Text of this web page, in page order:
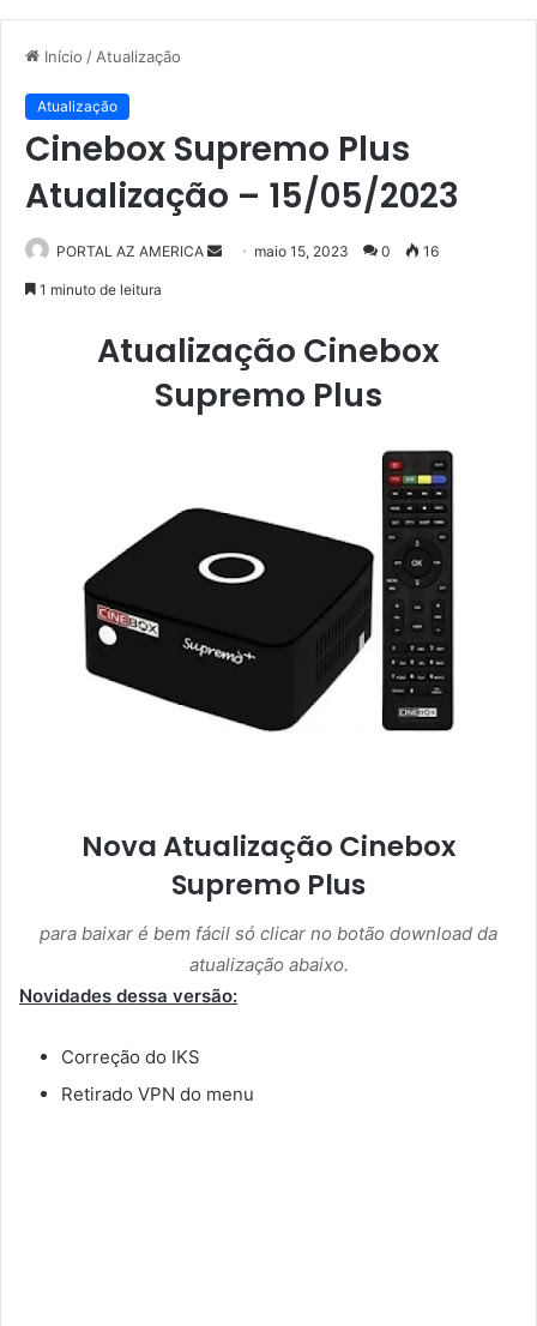
Início / Atualização
Atualização
Cinebox Supremo Plus
Atualização – 15/05/2023
PORTAL AZ AMERICA
e
u
m
maio 15, 2023 0 16
1 minuto de leitura
Atualização Cinebox
Supremo Plus
Nova Atualização Cinebox
Supremo Plus
para baixar é bem fácil só clicar no botão download da
atualização abaixo.
Novidades dessa versão:
Correção do IKS
Retirado VPN do menu